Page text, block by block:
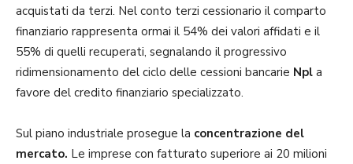
acquistati da terzi. Nel conto terzi cessionario il comparto
finanziario rappresenta ormai il 54% dei valori affidati e il
55% di quelli recuperati, segnalando il progressivo
ridimensionamento del ciclo delle cessioni bancarie Npl a
favore del credito finanziario specializzato.
Sul piano industriale prosegue la concentrazione del
mercato. Le imprese con fatturato superiore ai 20 milioni